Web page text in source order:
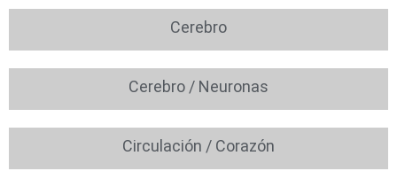
Cerebro
Cerebro / Neuronas
Circulación / Corazón